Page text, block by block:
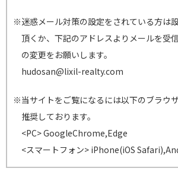
※迷惑メール対策の設定をされている方は
頂くか、下記のアドレスよりメールを受
の変更をお願いします。
hudosan@lixil-realty.com
※当サイトをご覧になるには以下のブラウ
推奨しております。
<PC> GoogleChrome,Edge
<スマートフォン> iPhone(iOS